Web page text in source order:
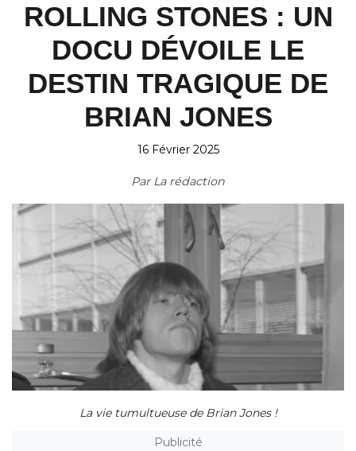
ROLLING STONES : UN
DOCU DÉVOILE LE
DESTIN TRAGIQUE DE
BRIAN JONES
16 Février 2025
Par La rédaction
La vie tumultueuse de Brian Jones !
Publicité